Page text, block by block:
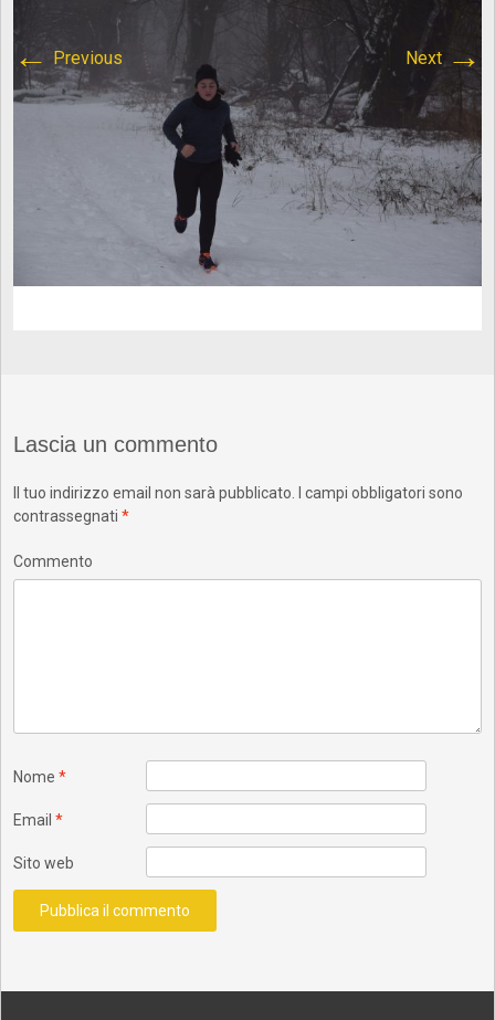
content/plugins/breadcrumb-
navxt/class.bcn_breadcrumb_trail.phpon line1013
DSC_0484
← Previous Next →
Lascia un commento
Il tuo indirizzo email non sarà pubblicato. I campi obbligatori sono
contrassegnati*
Commento
Nome*
Email*
Sito web